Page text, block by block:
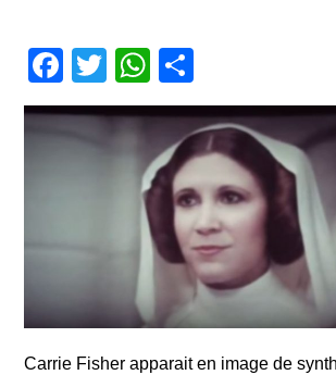
Facebook
TwitterWhatsApp
Carrie Fisher apparait en image de